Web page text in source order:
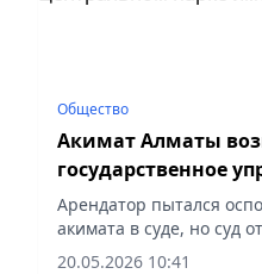
Общество
Акимат Алматы
государственное
в Центральном
Арендатор пытался
акимата в суде, но суд
иска, сообщает
20.05.2026 10:41